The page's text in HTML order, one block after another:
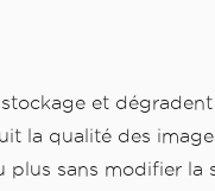
et
la qualité des
sans modifier la